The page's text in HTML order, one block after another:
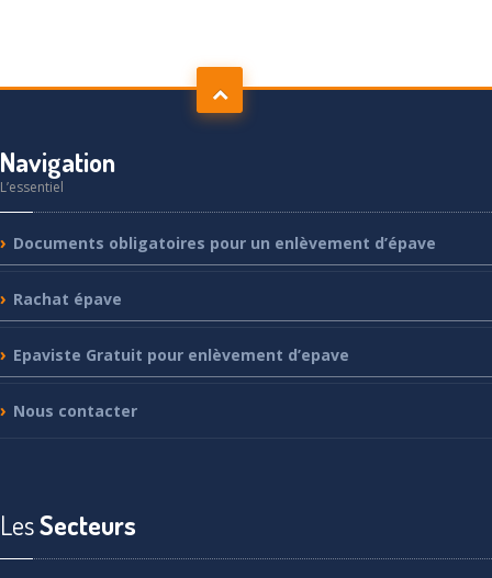
Navigation
L’essentiel
Documents obligatoires pour un enlèvement d’épave
Rachat épave
Epaviste Gratuit pour enlèvement d’epave
Nous contacter
LesSecteurs